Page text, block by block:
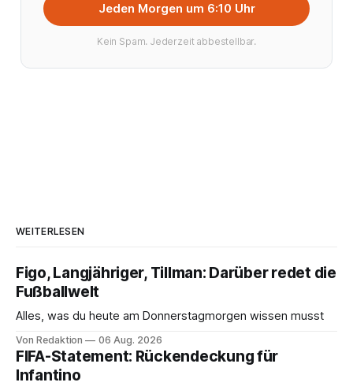
Jeden Morgen um 6:10 Uhr
Kein Spam. Jederzeit abbestellbar.
WEITERLESEN
Figo, Langjähriger, Tillman: Darüber redet die
Fußballwelt
Alles, was du heute am Donnerstagmorgen wissen musst
Von Redaktion 06 Aug. 2026
FIFA-Statement: Rückendeckung für
Infantino